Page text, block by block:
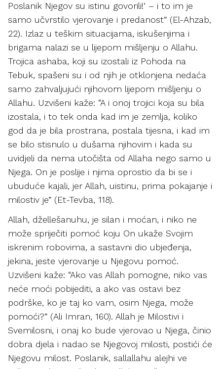
Poslanik Njegov su istinu govorili!’ – i to im je
samo učvrstilo vjerovanje i predanost” (El-Ahzab,
22). Izlaz u teškim situacijama, iskušenjima i
brigama nalazi se u lijepom mišljenju o Allahu.
Trojica ashaba, koji su izostali iz Pohoda na
Tebuk, spašeni su i od njih je otklonjena nedaća
samo zahvaljujući njihovom lijepom mišljenju o
Allahu. Uzvišeni kaže: “A i onoj trojici koja su bila
izostala, i to tek onda kad im je zemlja, koliko
god da je bila prostrana, postala tijesna, i kad im
se bilo stisnulo u dušama njihovim i kada su
uvidjeli da nema utočišta od Allaha nego samo u
Njega. On je poslije i njima oprostio da bi se i
ubuduće kajali, jer Allah, uistinu, prima pokajanje i
milostiv je” (Et-Tevba, 118).
Allah, džellešanuhu, je silan i moćan, i niko ne
može spriječiti pomoć koju On ukaže Svojim
iskrenim robovima, a sastavni dio ubjeđenja,
jekina, jeste vjerovanje u Njegovu pomoć.
Uzvišeni kaže: “Ako vas Allah pomogne, niko vas
neće moći pobijediti, a ako vas ostavi bez
podrške, ko je taj ko vam, osim Njega, može
pomoći?” (Ali Imran, 160). Allah je Milostivi i
Svemilosni, i onaj ko bude vjerovao u Njega, činio
dobra djela i nadao se Njegovoj milosti, postići će
Njegovu milost. Poslanik, sallallahu alejhi ve